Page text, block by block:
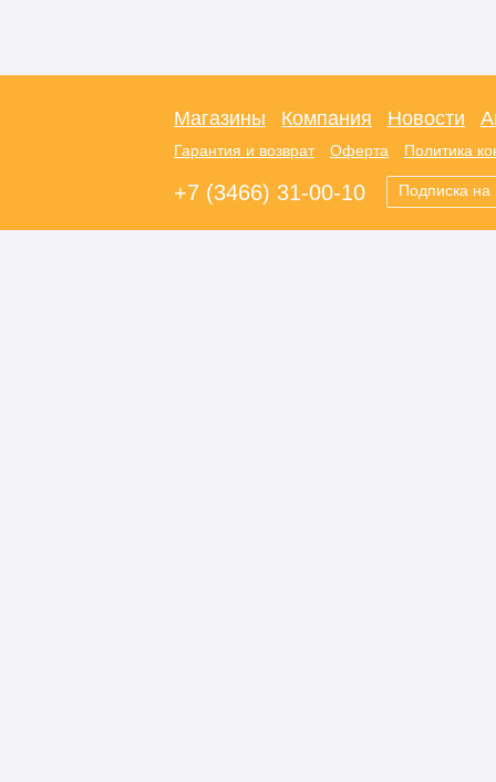
Магазины Компания Новости
Гарантия и возврат Оферта Политика
+7 (3466) 31-00-10 Подписка на